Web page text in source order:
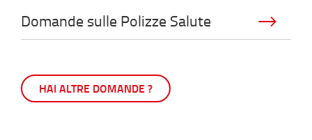
Domande sulle Polizze Salute
HAI ALTRE DOMANDE ?